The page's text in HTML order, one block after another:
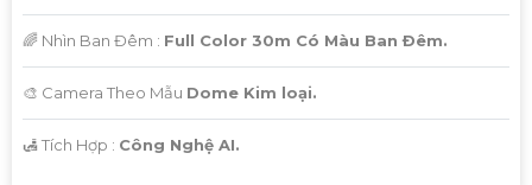
🌈 Nhìn Ban Đêm : Full Color 30m Có Màu Ban Ðêm.
🎨 Camera Theo Mẫu Dome Kim loại.
️🛃 Tích Hợp : Công Nghệ AI.